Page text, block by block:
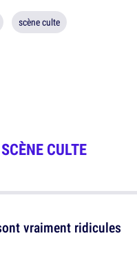
scène culte
SCÈNE CULTE
vraiment ridicules